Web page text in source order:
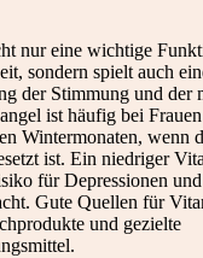
nur eine wichtige
sondern spielt auch
der Stimmung und der
ist häufig bei Frauen
Wintermonaten, wenn
ist. Ein niedriger
für Depressionen
Gute Quellen für
und gezielte